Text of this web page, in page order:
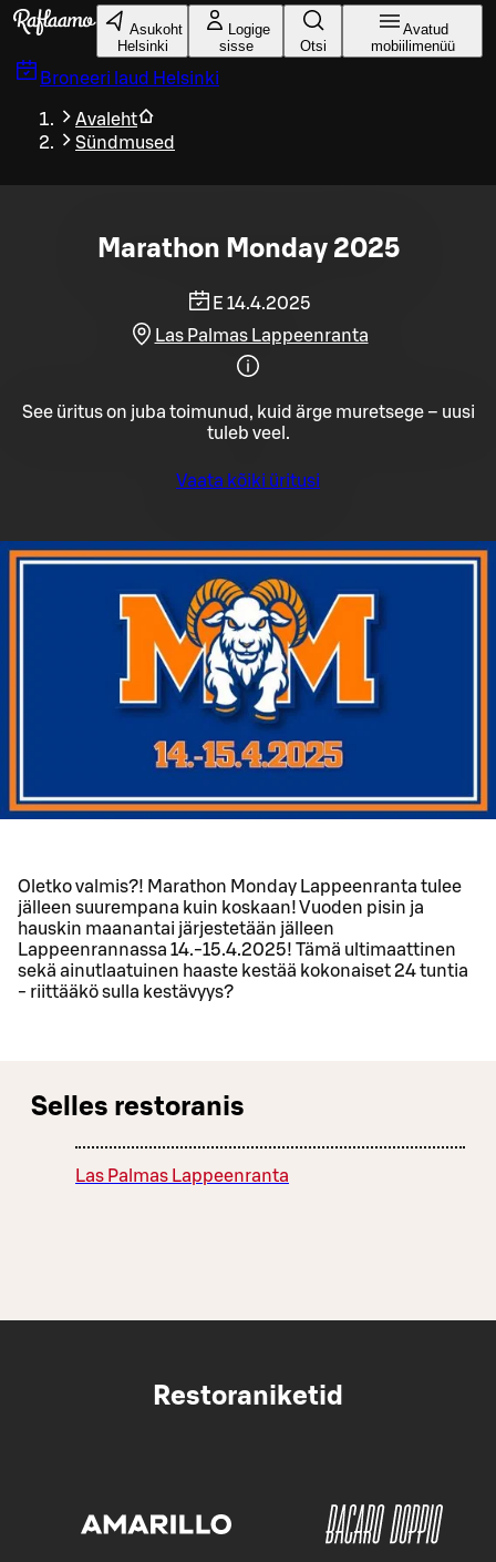
Liigu peamise sisu juurde
Asukoht
Helsinki
Logige
sisse
Otsi
Avatud
mobiilimenüü
Broneeri laud Helsinki
Avaleht
Sündmused
Marathon Monday 2025
E 14.4.2025
Las Palmas Lappeenranta
See üritus on juba toimunud, kuid ärge muretsege – uusi
tuleb veel.
Vaata kõiki üritusi
Oletko valmis?! Marathon Monday Lappeenranta tulee
jälleen suurempana kuin koskaan! Vuoden pisin ja
hauskin maanantai järjestetään jälleen
Lappeenrannassa 14.-15.4.2025! Tämä ultimaattinen
sekä ainutlaatuinen haaste kestää kokonaiset 24 tuntia
- riittääkö sulla kestävyys?
Selles restoranis
Las Palmas Lappeenranta
Restoraniketid